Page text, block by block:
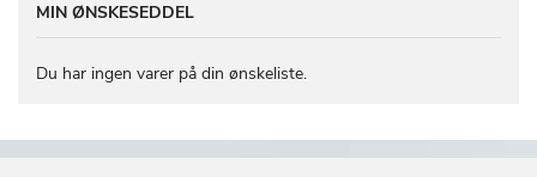
MIN ØNSKESEDDEL
Du har ingen varer på din ønskeliste.